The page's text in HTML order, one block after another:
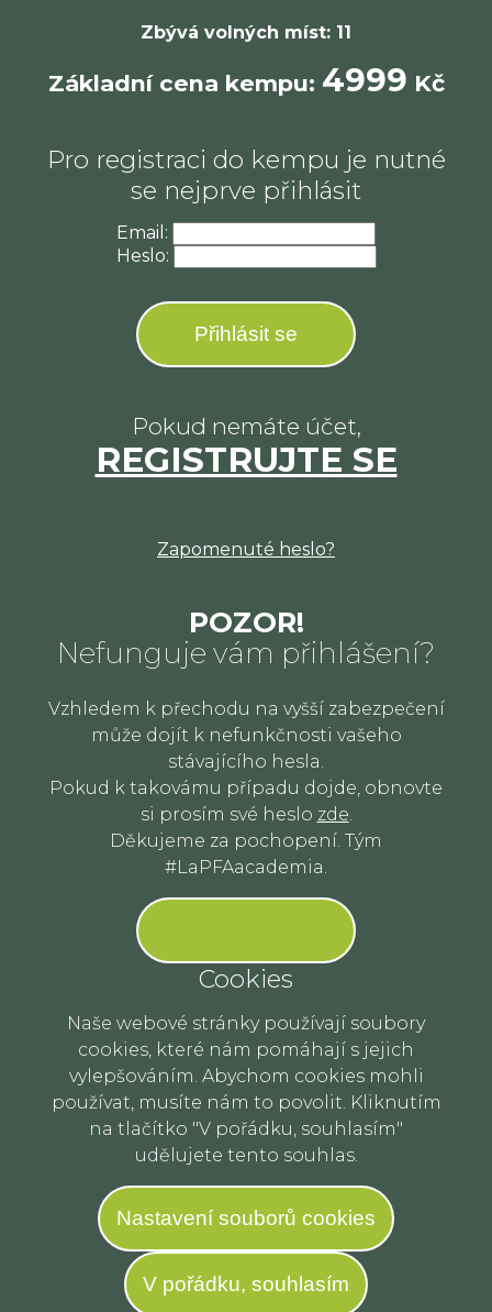
Zbývá volných míst: 11
Základní cena kempu: 4999 Kč
Pro registraci do kempu je nutné
se nejprve přihlásit
Email:
Heslo:
Přihlásit se
Pokud nemáte účet,
REGISTRUJTE SE
Zapomenuté heslo?
POZOR!
Nefunguje vám přihlášení?
Vzhledem k přechodu na vyšší zabezpečení
může dojít k nefunkčnosti vašeho
stávajícího hesla.
Pokud k takovámu případu dojde, obnovte
si prosím své heslo zde.
Děkujeme za pochopení. Tým
#LaPFAacademia.
Cookies
Naše webové stránky používají soubory
cookies, které nám pomáhají s jejich
vylepšováním. Abychom cookies mohli
používat, musíte nám to povolit. Kliknutím
na tlačítko "V pořádku, souhlasím"
udělujete tento souhlas.
Nastavení souborů cookies
V pořádku, souhlasím